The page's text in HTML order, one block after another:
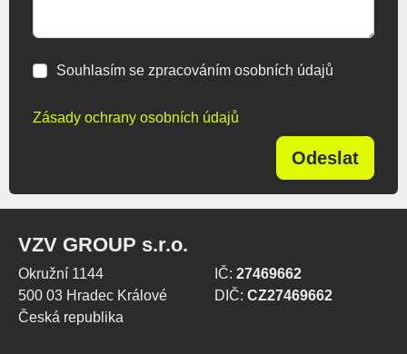
Souhlasím se zpracováním osobních údajů
Zásady ochrany osobních údajů
Odeslat
VZV GROUP s.r.o.
Okružní 1144
500 03 Hradec Králové
Česká republika
IČ: 27469662
DIČ: CZ27469662